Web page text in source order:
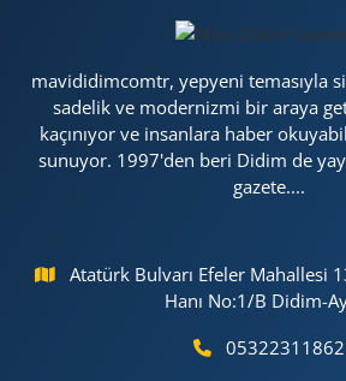
mavididimcomtr, yepyeni temasıyla
sadelik ve modernizmi bir araya
kaçınıyor ve insanlara haber
sunuyor. 1997'den beri Didim de
gazete....
Atatürk Bulvarı Efeler Mahallesi
Hanı No:1/B Didim-
05322311862